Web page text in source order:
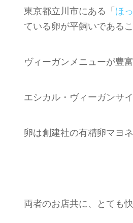
東京都立川市にある「 ほ
ている卵が平飼いである
ヴィーガンメニューが豊
エシカル・ヴィーガンサ
卵は創建社の有精卵マヨ
両者のお店共に、とても